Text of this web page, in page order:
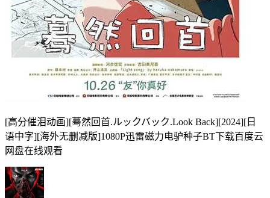
[高分催泪动画][蓦然回首.ルックバック.Look Back][2024][日
语中字][海外无删减版]1080P迅雷磁力电驴种子BT下载百度云
网盘在线观看